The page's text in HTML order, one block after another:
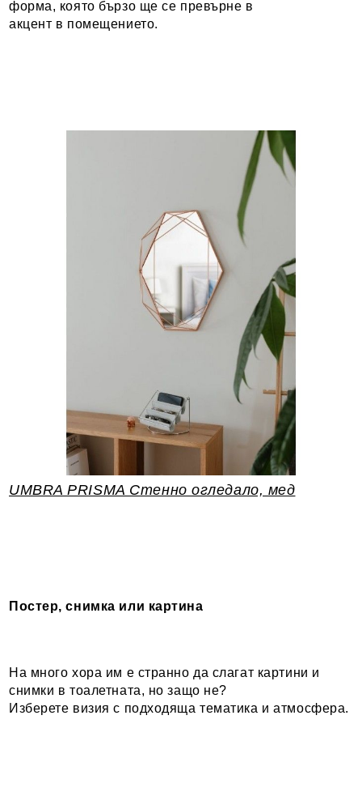
форма, която бързо ще се превърне в
акцент в помещението.
UMBRA PRISMA Стенно огледало, мед
Постер, снимка или картина
На много хора им е странно да слагат картини и
снимки в тоалетната, но защо не?
Изберете визия с подходяща тематика и атмосфера.